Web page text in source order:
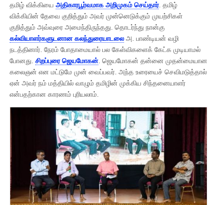
தமிழ் விக்கியை அதிகாரபூர்வமாக அறிமுகம் செய்தார். தமிழ்
விக்கியின் தேவை குறித்தும் அவர் முன்னெடுக்கும் முயற்சிகள்
குறித்தும் அவ்வுரை அமைந்திருந்தது. தொடர்ந்து நான்கு
கல்வியாளர்களுடனான கலந்துரையாடலைஅ. பாண்டியன் வழி
நடத்தினார். நேரம் போதாமையால் பல கேள்விகளைக் கேட்க முடியாமல்
போனது. சிறப்புரை ஜெயமோகன் . ஜெயமோகன் தன்னை முதன்மையான
கலைஞன் என மட்டுமே முன் வைப்பவர். அந்த உரையைச் செவிமடுத்தால்
ஏன் அவர் நம் மத்தியில் வாழும் தமிழின் முக்கிய சிந்தனையாளர்
என்பதற்கான காரணம் புரியலாம்.